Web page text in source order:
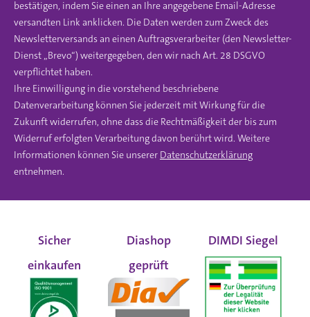
bestätigen, indem Sie einen an Ihre angegebene Email-Adresse
versandten Link anklicken. Die Daten werden zum Zweck des
Newsletterversands an einen Auftragsverarbeiter (den Newsletter-
Dienst „Brevo“) weitergegeben, den wir nach Art. 28 DSGVO
verpflichtet haben.
Ihre Einwilligung in die vorstehend beschriebene
Datenverarbeitung können Sie jederzeit mit Wirkung für die
Zukunft widerrufen, ohne dass die Rechtmäßigkeit der bis zum
Widerruf erfolgten Verarbeitung davon berührt wird. Weitere
Informationen können Sie unserer Datenschutzerklärung
entnehmen.
Sicher
einkaufen
Diashop
geprüft
DIMDI Siegel